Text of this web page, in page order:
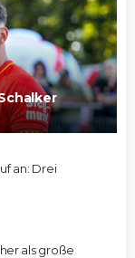
an: Drei
als große